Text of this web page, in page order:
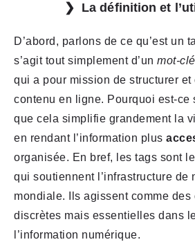
La définition et
D’abord, parlons de ce qu’est un
s’agit tout simplement d’un mot-clé
qui a pour mission de structurer
contenu en ligne. Pourquoi est-ce
que cela simplifie grandement la
en rendant l’information plus
organisée. En bref, les tags sont
qui soutiennent l’infrastructure de
mondiale. Ils agissent comme des
discrètes mais essentielles dans
l’information numérique.